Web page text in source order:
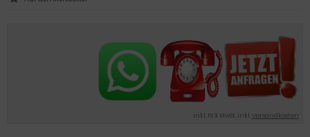
inkl. 19 % MwSt. inkl.Versandkosten